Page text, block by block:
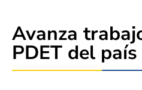
Avanza
PDET del país